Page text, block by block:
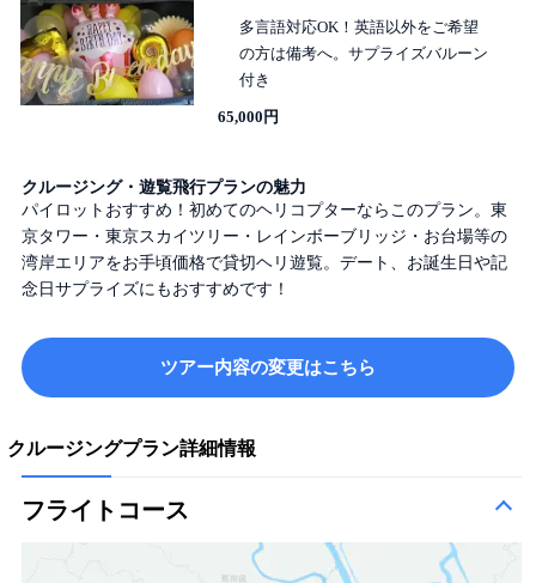
多言語対応OK！英語以外をご希望
の方は備考へ。サプライズバルーン
付き
65,000円
クルージング・遊覧飛行プランの魅力
パイロットおすすめ！初めてのヘリコプターならこのプラン。東
京タワー・東京スカイツリー・レインボーブリッジ・お台場等の
湾岸エリアをお手頃価格で貸切ヘリ遊覧。デート、お誕生日や記
念日サプライズにもおすすめです！
ツアー内容の変更はこちら
クルージングプラン詳細情報
フライトコース